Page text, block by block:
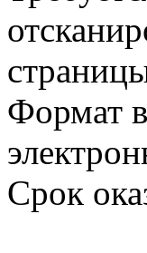
Формат
Срок